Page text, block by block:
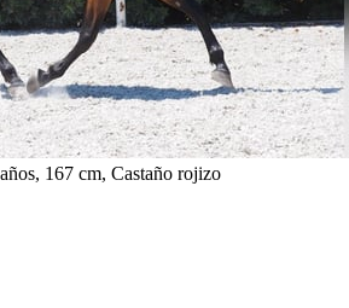
167 cm, Castaño rojizo